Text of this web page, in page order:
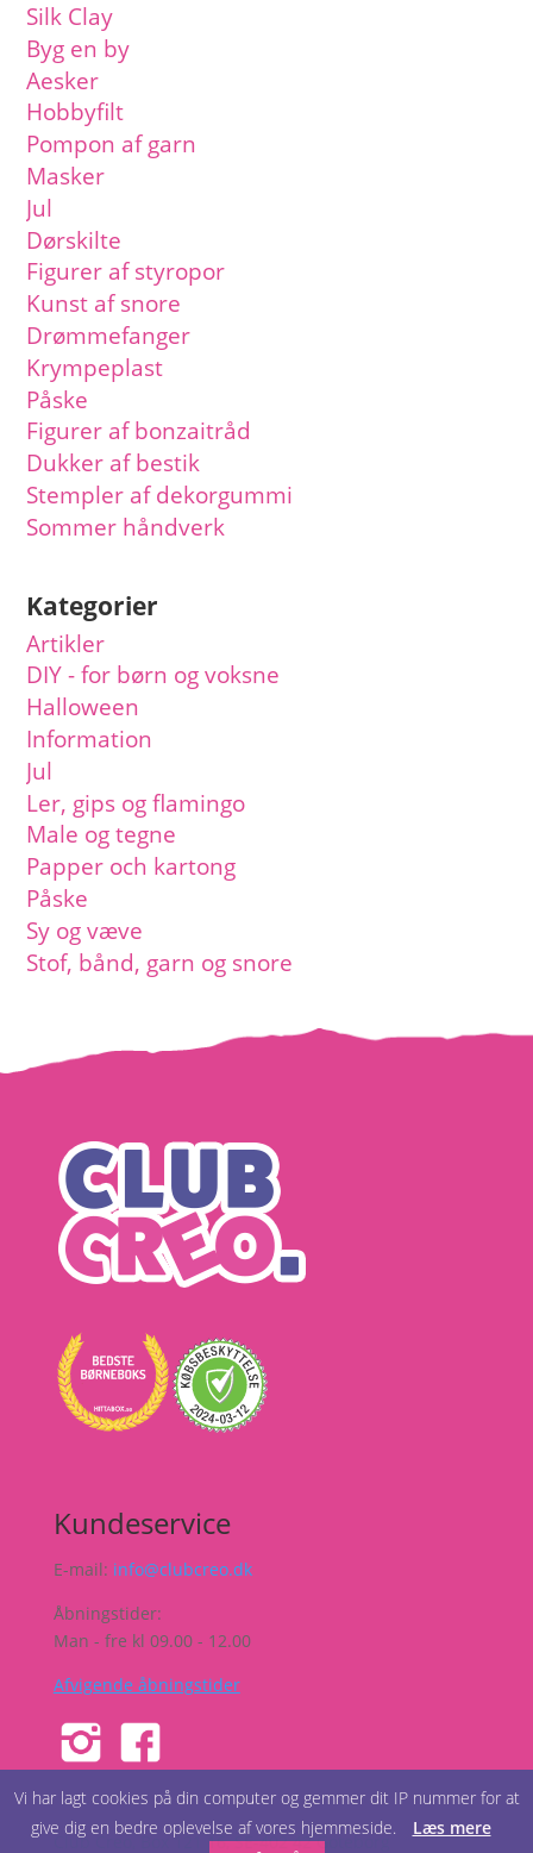
Silk Clay
Byg en by
Aesker
Hobbyfilt
Pompon af garn
Masker
Jul
Dørskilte
Figurer af styropor
Kunst af snore
Drømmefanger
Krympeplast
Påske
Figurer af bonzaitråd
Dukker af bestik
Stempler af dekorgummi
Sommer håndverk
Kategorier
Artikler
DIY - for børn og voksne
Halloween
Information
Jul
Ler, gips og flamingo
Male og tegne
Papper och kartong
Påske
Sy og væve
Stof, bånd, garn og snore
Kundeservice
E-mail: info@clubcreo.dk
Åbningstider:
Man - fre kl 09.00 - 12.00
Afvigende åbningstider
Club Creo, Box 121 16, SE-402 42 Göteborg
Vi har lagt cookies på din computer og gemmer dit IP nummer for at
give dig en bedre oplevelse af vores hjemmeside.
Læs mere